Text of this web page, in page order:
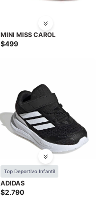
MINI MISS CAROL
$499
Top Deportivo Infantil
ADIDAS
$2.790